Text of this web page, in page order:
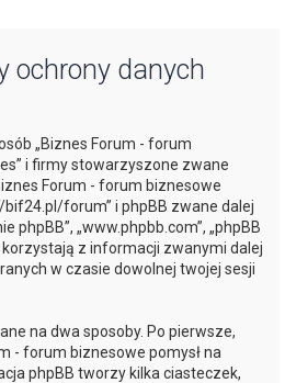
ochrony danych
„Biznes Forum - forum
i firmy stowarzyszone zwane
Forum - forum biznesowe
bif24.pl/forum” i phpBB zwane dalej
phpBB”, „www.phpbb.com”, „phpBB
korzystają z informacji zwanymi dalej
w czasie dowolnej twojej sesji
na dwa sposoby. Po pierwsze,
- forum biznesowe pomysł na
phpBB tworzy kilka ciasteczek,